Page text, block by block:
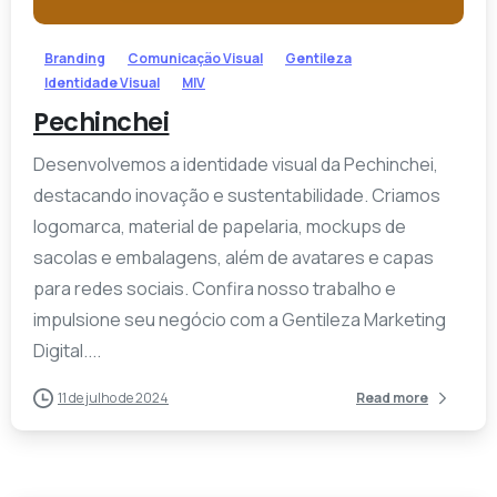
Branding Comunicação Visual
Gentileza
Identidade Visual
MIV
Pechinchei
Desenvolvemos a identidade visual da Pechinchei,
destacando inovação e sustentabilidade. Criamos
logomarca, material de papelaria, mockups de
sacolas e embalagens, além de avatares e capas
para redes sociais. Confira nosso trabalho e
impulsione seu negócio com a Gentileza Marketing
Digital....
11 de julho de 2024 Read more